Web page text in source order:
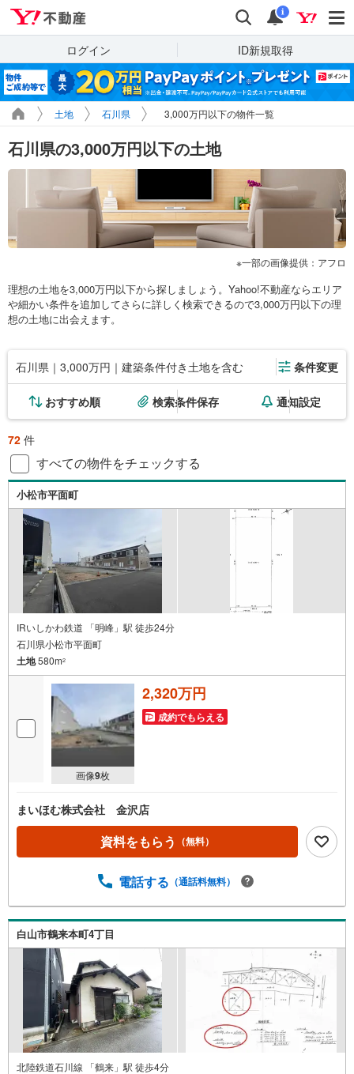
検索 通知
i
ログイン ID新規取得
土地 石川県 3,000万円以下の物件一覧
石川県の3,000万円以下の土地
一部の画像提供：アフロ
理想の土地を3,000万円以下から探しましょう。Yahoo!不動産ならエリア
や細かい条件を追加してさらに詳しく検索できるので3,000万円以下の理
想の土地に出会えます。
石川県｜3,000万円｜建築条件付き土地を含む 条件変更
おすすめ順 検索条件保存 通知設定
72 件
すべての物件をチェックする
小松市平面町
IRいしかわ鉄道 「明峰」駅 徒歩24分
石川県小松市平面町
土地580m2
画像9枚
2,320万円
成約でもらえる
まいほむ株式会社 金沢店
資料をもらう （無料）
電話する （通話料無料）
白山市鶴来本町4丁目
北陸鉄道石川線 「鶴来」駅 徒歩4分